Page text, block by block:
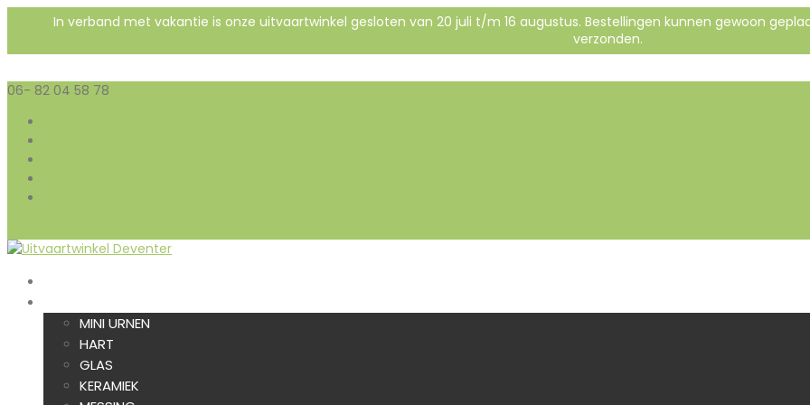
In verband met vakantie is onze uitvaartwinkel gesloten van 20 juli t/m 16 augustus. Bestellingen kunnen gewoon
verzonden.
06- 82 04 58 78
MINI URNEN
HART
GLAS
KERAMIEK